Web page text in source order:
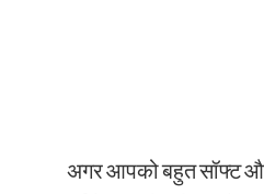
अगर आपको बहुत सॉफ्ट